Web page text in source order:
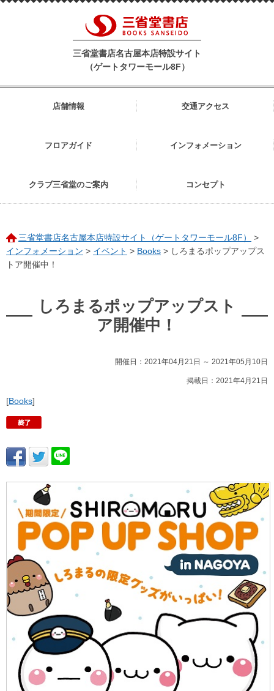
三省堂書店名古屋本店特設サイト
（ゲートタワーモール8F）
店舗情報 交通アクセス
フロアガイド インフォメーション
クラブ三省堂のご案内 コンセプト
三省堂書店名古屋本店特設サイト（ゲートタワーモール8F）
>
インフォメーション > イベント > Books > しろまるポップアップス
トア開催中！
しろまるポップアップスト
ア開催中！
開催日：2021年04月21日 ～ 2021年05月10日
掲載日：2021年4月21日
[Books]